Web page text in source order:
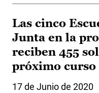
Las cinco
Junta en la
reciben 455
próximo curso
17 de Junio de 2020